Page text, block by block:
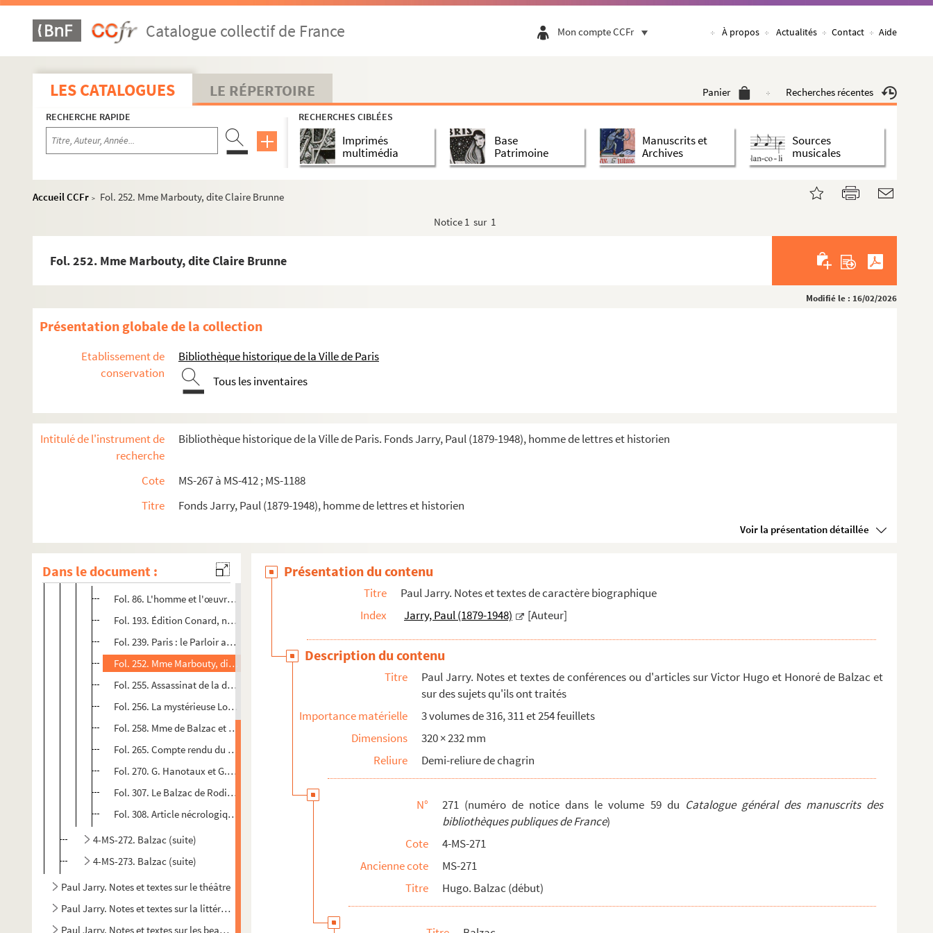
Catalogue collectif de France Mon compte CCFr À propos Actualités Contact Aide
LES CATALOGUES LE RÉPERTOIRE Panier Recherches récentes
RECHERCHE RAPIDE RECHERCHES CIBLÉES
Imprimés
multimédia
Base
Patrimoine
Manuscrits et
Archives
Sources
musicales
Accueil CCFr >
Fol. 252. Mme Marbouty, dite Claire Brunne
Notice 1 sur 1
Fol. 252. Mme Marbouty, dite Claire Brunne
Modifié le : 16/02/2026
Présentation globale de la collection
Etablissement de
conservation
Bibliothèque historique de la Ville de Paris
Tous les inventaires
Intitulé de l'instrument de
recherche
Bibliothèque historique de la Ville de Paris. Fonds Jarry, Paul (1879-1948), homme de lettres et historien
Cote
MS-267 à MS-412 ; MS-1188
Titre
Fonds Jarry, Paul (1879-1948), homme de lettres et historien
Voir la présentation détaillée
Dans le document :
Paul Jarry. Notes et textes sur des quartiers et des bâtiments parisiens
Paul Jarry. Notes et textes sur des localités extérieures à Paris
Paul Jarry. Notes et textes de caractère biographique
Paul Jarry. Notes et textes de conférences ou d'articles, principalement de caractère biographique
Paul Jarry. Notes et textes de conférences ou d'articles sur Victor Hugo et Honoré de Balzac et sur ...
Hugo
Balzac
Fol. 86. L'homme et l'œuvre : références ; contemporains : Barbey d'Aurevilly, Fontaney, Émile de Girardin, L...
Fol. 193. Édition Conard, notes complémentaires ; Guillaume-Louis Ternaux ; la confrérie de la Passion, les or...
Fol. 239. Paris : le Parloir aux Bourgeois, le Grand Châtelet, la Grande Boucherie
Fol. 252. Mme Marbouty, dite Claire Brunne
Fol. 255. Assassinat de la duchesse de Praslin
Fol. 256. La mystérieuse Louise
Fol. 258. Mme de Balzac et Champfleury
Fol. 265. Compte rendu du livre de René Benjamin,
Fol. 270. G. Hanotaux et G. Vicaire,
éd. de 1921, épreuves corrigées des pages 242 à...
Fol. 307. Le Balzac de Rodin, boulevard Raspail
Fol. 308. Article nécrologique, par Georges Guénot (copie)
4-MS-272. Balzac (suite)
4-MS-273. Balzac (suite)
Paul Jarry. Notes et textes sur le théâtre
Paul Jarry. Notes et textes sur la littérature
Paul Jarry. Notes et textes sur les beaux-arts
Présentation du contenu
Titre
Paul Jarry. Notes et textes de caractère biographique
Index
Jarry, Paul (1879-1948) [Auteur]
Description du contenu
Titre
Paul Jarry. Notes et textes de conférences ou d'articles sur Victor Hugo et Honoré de Balzac et
sur des sujets qu'ils ont traités
Importance matérielle
3 volumes de 316, 311 et 254 feuillets
Dimensions
320 × 232 mm
Reliure
Demi-reliure de chagrin
N° 271 (numéro de notice dans le volume 59 du Catalogue général des manuscrits des
bibliothèques publiques de France)
Cote
4-MS-271
Ancienne cote
MS-271
Titre
Hugo. Balzac (début)